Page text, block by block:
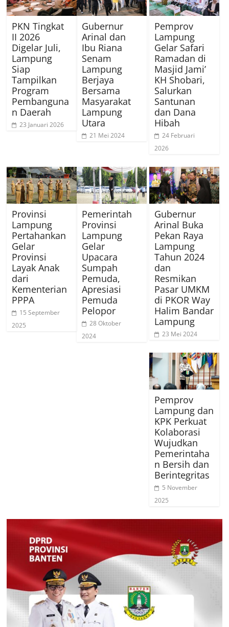
PKN Tingkat
II 2026
Digelar Juli,
Lampung
Siap
Tampilkan
Program
Pembanguna
n Daerah
23 Januari 2026
Gubernur
Arinal dan
Ibu Riana
Senam
Lampung
Berjaya
Bersama
Masyarakat
Lampung
Utara
21 Mei 2024
Pemprov
Lampung
Gelar Safari
Ramadan di
Masjid Jami’
KH Shobari,
Salurkan
Santunan
dan Dana
Hibah
24 Februari
2026
Provinsi
Lampung
Pertahankan
Gelar
Provinsi
Layak Anak
dari
Kementerian
PPPA
15 September
2025
Pemerintah
Provinsi
Lampung
Gelar
Upacara
Sumpah
Pemuda,
Apresiasi
Pemuda
Pelopor
28 Oktober
2024
Gubernur
Arinal Buka
Pekan Raya
Lampung
Tahun 2024
dan
Resmikan
Pasar UMKM
di PKOR Way
Halim Bandar
Lampung
23 Mei 2024
Pemprov
Lampung dan
KPK Perkuat
Kolaborasi
Wujudkan
Pemerintaha
n Bersih dan
Berintegritas
5 November
2025